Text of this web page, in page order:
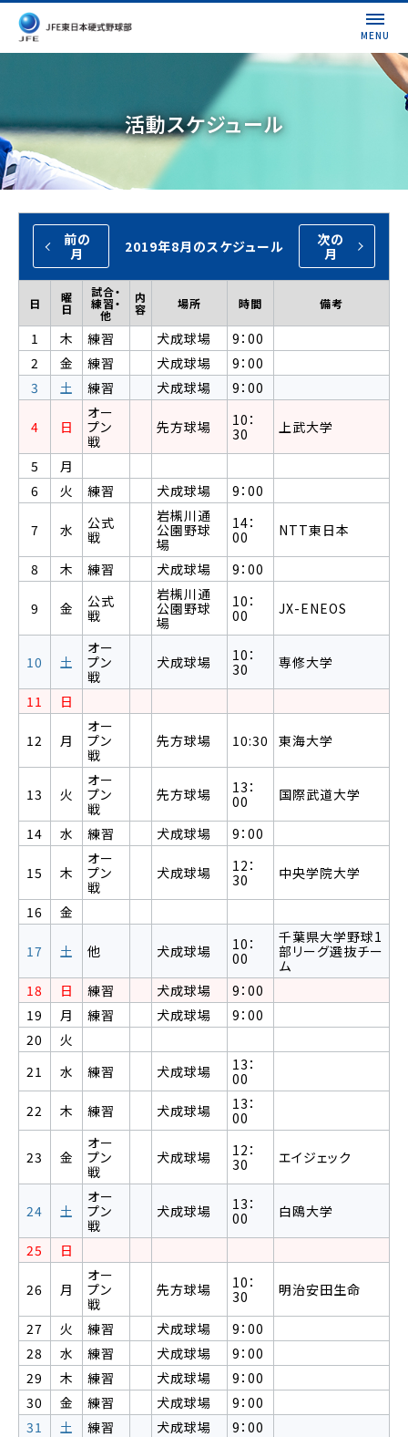
MENU
活動スケジュール
前の
月
2019年8月のスケジュール
次の
月
日 曜
日
試合・
練習・
他
内
容 場所 時間 備考
1 木 練習 犬成球場
9：00
2
金 練習 犬成球場
9：00
3
土 練習 犬成球場 9：00
4 日
オー
プン
戦
先方球場
10：
30
上武大学
5
月
6
火 練習 犬成球場 9：00
7 水
公式
戦
岩槻川通
公園野球
場
14：
00
NTT東日本
8 木 練習 犬成球場 9：00
9 金
公式
戦
岩槻川通
公園野球
場
10：
00
JX-ENEOS
10 土
オー
プン
戦
犬成球場
10：
30
専修大学
11 日
12 月
オー
プン
戦
先方球場 10:30 東海大学
13 火
オー
プン
戦
先方球場
13：
00
国際武道大学
14 水 練習 犬成球場 9：00
15 木
オー
プン
戦
犬成球場
12：
30
中央学院大学
16 金
17 土 他 犬成球場
10：
00
千葉県大学野球1
部リーグ選抜チー
ム
18
日 練習 犬成球場
9：00
19
月 練習 犬成球場
9：00
20
火
21
水 練習 犬成球場
13：
00
22
木 練習 犬成球場
13：
00
23 金
オー
プン
戦
犬成球場
12：
30
エイジェック
24 土
オー
プン
戦
犬成球場
13：
00
白鴎大学
25 日
26 月
オー
プン
戦
先方球場
10：
30
明治安田生命
27 火 練習 犬成球場
9：00
28
水 練習 犬成球場
9：00
29
木 練習 犬成球場
9：00
30
金 練習 犬成球場
9：00
31
土 練習 犬成球場 9：00